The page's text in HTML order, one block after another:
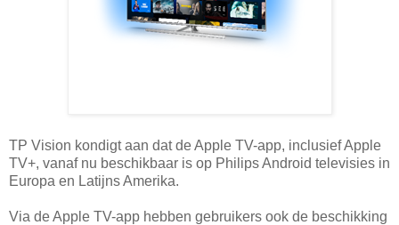
TP Vision kondigt aan dat de Apple TV-app, inclusief Apple
TV+, vanaf nu beschikbaar is op Philips Android televisies in
Europa en Latijns Amerika.
Via de Apple TV-app hebben gebruikers ook de beschikking